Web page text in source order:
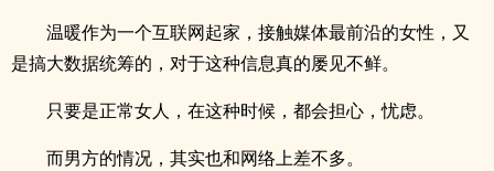
温暖作为一个互联网起家，接触媒体最前沿的女性，又
是搞大数据统筹的，对于这种信息真的屡见不鲜。
只要是正常女人，在这种时候，都会担心，忧虑。
而男方的情况，其实也和网络上差不多。